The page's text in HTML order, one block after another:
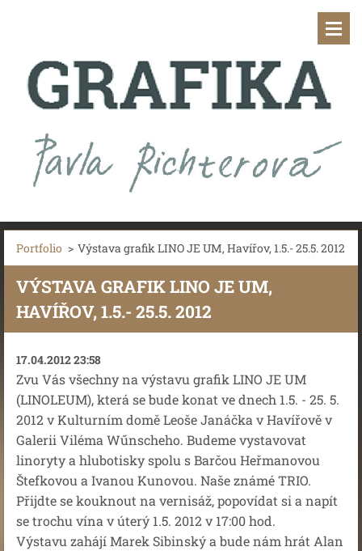
Portfolio > Výstava grafik LINO JE UM, Havířov, 1.5.- 25.5. 2012
VÝSTAVA GRAFIK LINO JE UM,
HAVÍŘOV, 1.5.- 25.5. 2012
17.04.2012 23:58
Zvu Vás všechny na výstavu grafik LINO JE UM
(LINOLEUM), která se bude konat ve dnech 1.5. - 25. 5.
2012 v Kulturním domě Leoše Janáčka v Havířově v
Galerii Viléma Wűnscheho. Budeme vystavovat
linoryty a hlubotisky spolu s Barčou Heřmanovou
Štefkovou a Ivanou Kunovou. Naše známé TRIO.
Přijdte se kouknout na vernisáž, popovídat si a napít
se trochu vína v úterý 1.5. 2012 v 17:00 hod.
Výstavu zahájí Marek Sibinský a bude nám hrát Alan